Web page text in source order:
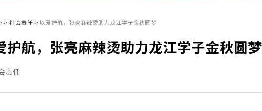
> 社会责任> 以爱护航，张亮麻辣烫助力龙江学子金秋圆梦
护航，张亮麻辣烫助力龙江学子金秋圆梦
责任